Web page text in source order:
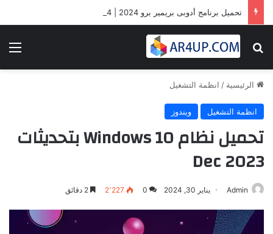
بحث عن
الرئيسية / انظمة التشغيل
انظمة التشغيل ويندوز
تحميل نظام Windows 10 بتحديثات
Dec 2023
Admin يناير 30, 2024 0 2٬227